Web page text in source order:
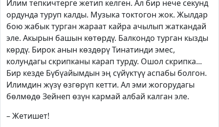
Илим тепкичтерге жетип келген. Ал бир нече секунд
ордунда туруп калды. Музыка токтогон жок. Жылдар
бою жабык турган жараат кайра ачылып жаткандай
эле. Акырын башын көтөрдү. Балкондо турган кызды
көрдү. Бирок анын көздөрү Тинатинди эмес,
колундагы скрипканы карап турду. Ошол скрипка...
Бир кезде Бүбүайымдын эң сүйүктүү аспабы болгон.
Илимдин жүзү өзгөрүп кетти. Ал эми жогорудагы
бөлмөдө Зейнеп өзүн кармай албай калган эле.
– Жетишет!